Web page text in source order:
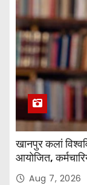
खानपुर कलां
आयोजित,
Aug 7, 2026